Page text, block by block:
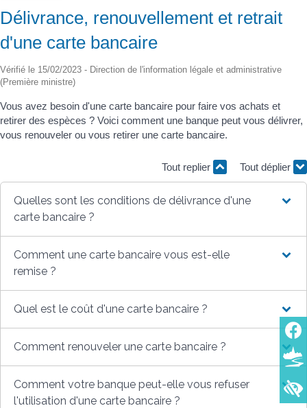
Délivrance, renouvellement et retrait
d'une carte bancaire
Vérifié le 15/02/2023 - Direction de l'information légale et administrative
(Première ministre)
Vous avez besoin d'une carte bancaire pour faire vos achats et
retirer des espèces ? Voici comment une banque peut vous délivrer,
vous renouveler ou vous retirer une carte bancaire.
Tout replier Tout déplier
Quelles sont les conditions de délivrance d'une
carte bancaire ?
Comment une carte bancaire vous est-elle
remise ?
Quel est le coût d'une carte bancaire ?
Comment renouveler une carte bancaire ?
Comment votre banque peut-elle vous refuser
l'utilisation d'une carte bancaire ?